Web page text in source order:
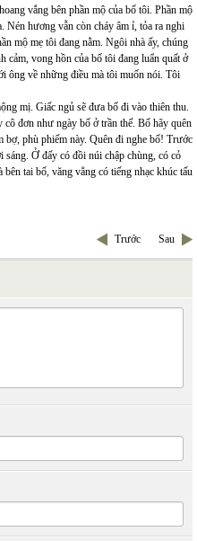
vắng bên phần mộ của bố tôi. Phần mộ
Nén hương vẫn còn cháy âm ỉ, tỏa ra nghi
mộ mẹ tôi đang nằm. Ngôi nhà ấy, chúng
vong hồn của bố tôi đang luẩn quất ở
ông về những điều mà tôi muốn nói. Tôi
mị. Giấc ngủ sẽ đưa bố đi vào thiên thu.
cô đơn như ngày bố ở trần thế. Bố hãy quên
bợ, phù phiếm này. Quên đi nghe bố! Trước
Ở đấy có đồi núi chập chùng, có cỏ
tai bố, văng vẳng có tiếng nhạc khúc tấu
Trước Sau